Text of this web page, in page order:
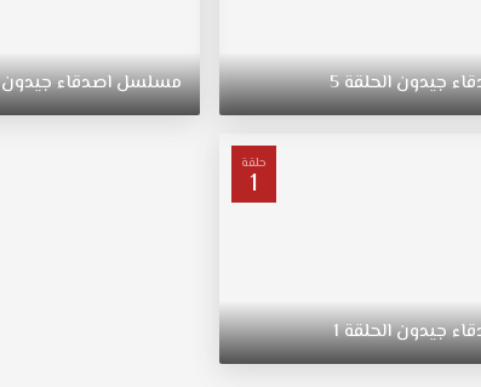
جيدونالحلقة5 مسلسلاصدقاءجيدون
حلقة
1
جيدونالحلقة1